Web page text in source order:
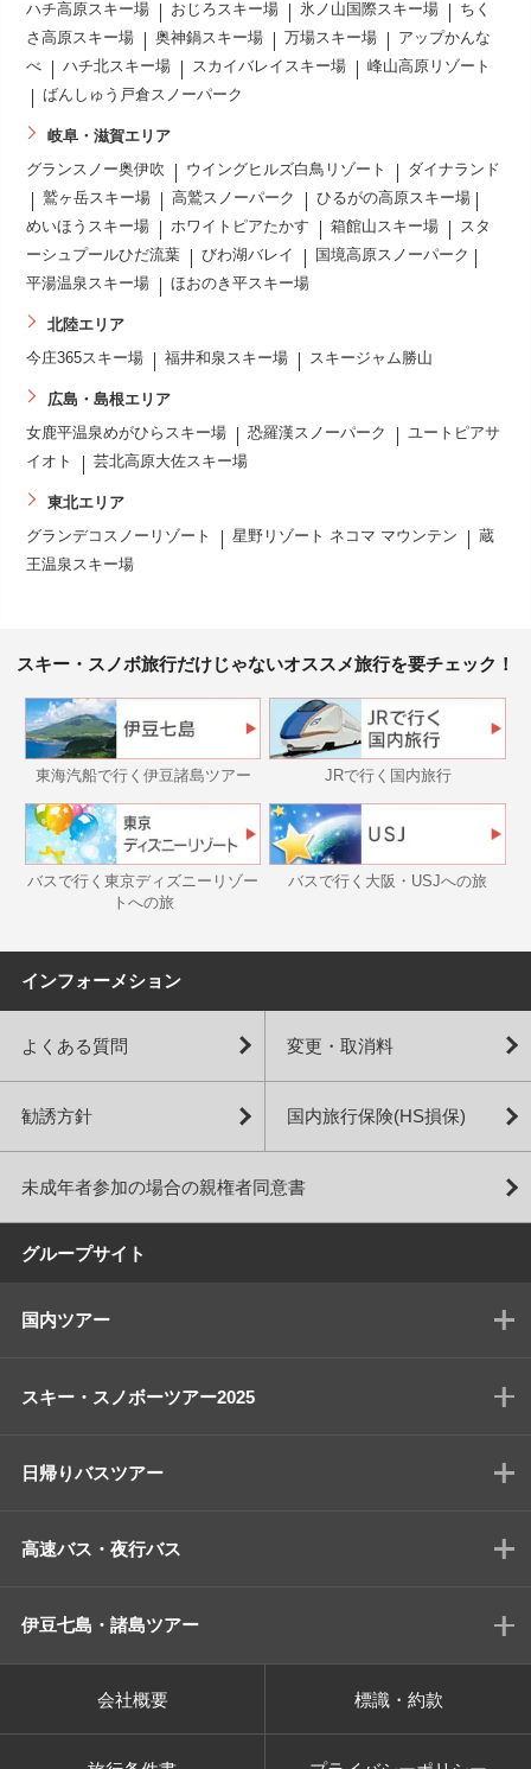
ハチ高原スキー場 おじろスキー場 氷ノ山国際スキー場
ちく
さ高原スキー場
奥神鍋スキー場 万場スキー場
アップかんな
べ
ハチ北スキー場 スカイバレイスキー場
峰山高原リゾート
ばんしゅう戸倉スノーパーク
岐阜・滋賀エリア
グランスノー奥伊吹 ウイングヒルズ白鳥リゾート
ダイナランド
鷲ヶ岳スキー場
高鷲スノーパーク
ひるがの高原スキー場
めいほうスキー場
ホワイトピアたかす 箱館山スキー場
スタ
ーシュプールひだ流葉
びわ湖バレイ
国境高原スノーパーク
平湯温泉スキー場
ほおのき平スキー場
北陸エリア
今庄365スキー場 福井和泉スキー場 スキージャム勝山
広島・島根エリア
女鹿平温泉めがひらスキー場 恐羅漢スノーパーク
ユートピアサ
イオト
芸北高原大佐スキー場
東北エリア
グランデコスノーリゾート 星野リゾート ネコマ マウンテン
蔵
王温泉スキー場
スキー・スノボ旅行だけじゃないオススメ旅行を要チェック！
東海汽船で行く伊豆諸島ツアー JRで行く国内旅行
バスで行く東京ディズニーリゾー
トへの旅
バスで行く大阪・USJへの旅
インフォーメション
よくある質問 変更・取消料
勧誘方針 国内旅行保険(HS損保)
未成年者参加の場合の親権者同意書
グループサイト
国内ツアー
スキー・スノボーツアー2025
日帰りバスツアー
高速バス・夜行バス
伊豆七島・諸島ツアー
会社概要 標識・約款